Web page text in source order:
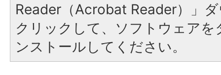
Reader（Acrobat Reader）」
クリックして、ソフトウェア
ンストールしてください。